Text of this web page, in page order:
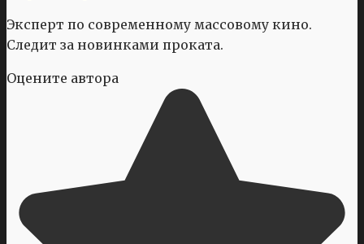
Эксперт по современному массовому кино.
Следит за новинками проката.
Оцените автора